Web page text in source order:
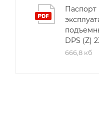
Паспорт
DPS (Z)
666,8 кб